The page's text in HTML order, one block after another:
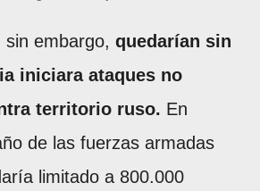
embargo, quedarían sin
iniciara ataques no
territorio ruso. En
de las fuerzas armadas
limitado a 800.000